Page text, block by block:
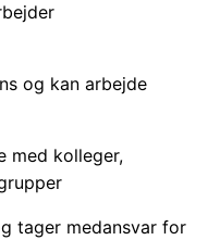
og kan arbejde
med kolleger,
tager medansvar for